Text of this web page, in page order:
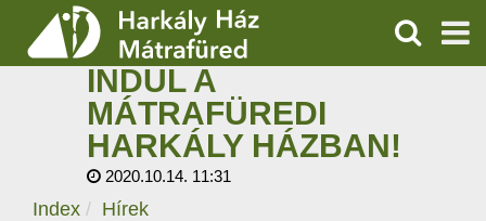
SZOLGÁLTATÁSOK
PROGRAMOK
HÍREK
KERESÉS
MÁTRA KINCSEI TÉLI
ELŐADÁSSOROZAT
INDUL A
MÁTRAFÜREDI
HARKÁLY HÁZBAN!
2020.10.14. 11:31
Index
Hírek